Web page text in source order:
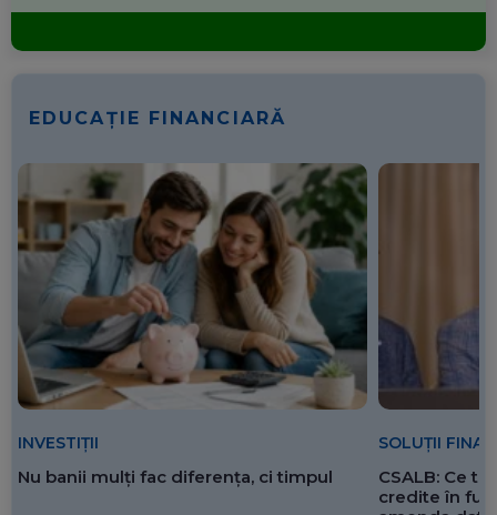
EDUCAȚIE FINANCIARĂ
INVESTIȚII
Nu banii mulți fac diferența, ci timpul
SOLUȚII
CSALB: Ce
credite în